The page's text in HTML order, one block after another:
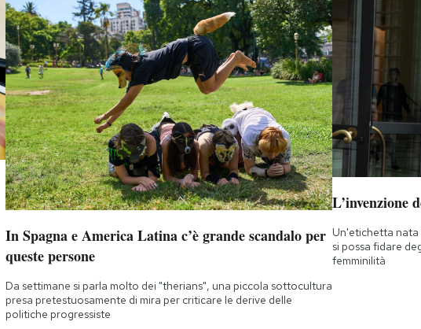
In Spagna e America Latina c’è grande scandalo per
queste persone
Da settimane si parla molto dei "therians", una piccola sottocultura
presa pretestuosamente di mira per criticare le derive delle
politiche progressiste
L’invenzione
Un'etichetta nata
si possa fidare
femminilità